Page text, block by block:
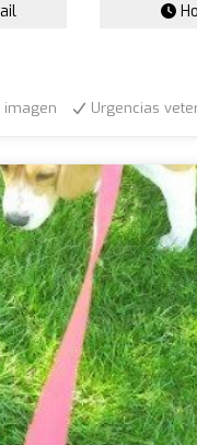
imagen
Urgencias